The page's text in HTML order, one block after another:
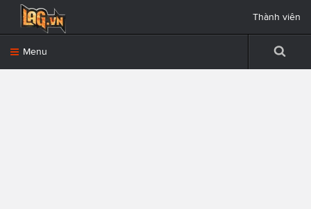
Menu
Thành viên